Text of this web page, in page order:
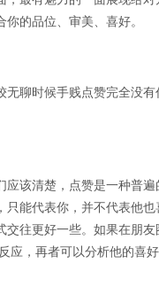
的品位、审美、喜好。
聊时候手贱点赞完全没
该清楚，点赞是一种普
能代表你，并不代表他
往更好一些。如果在朋
应，再者可以分析他的喜